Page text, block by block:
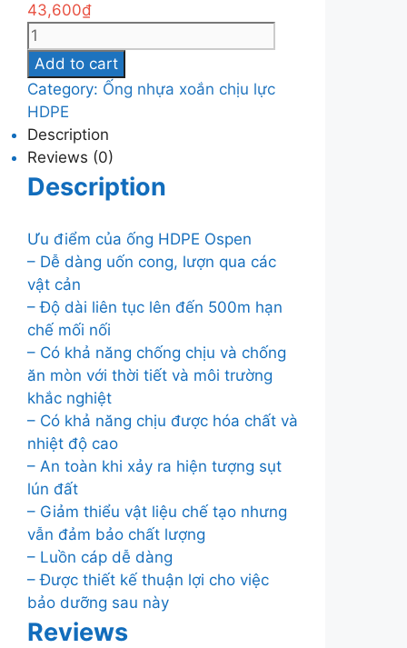
43,600₫
Ống
nhựa
xoắn
chịu
lực
HDPE
Ospen
100
Add to cart
Category: Ống nhựa xoắn chịu lực
HDPE
Description
Reviews (0)
Description
Ưu điểm của ống HDPE Ospen
– Dễ dàng uốn cong, lượn qua các
vật cản
– Độ dài liên tục lên đến 500m hạn
chế mối nối
– Có khả năng chống chịu và chống
ăn mòn với thời tiết và môi trường
khắc nghiệt
– Có khả năng chịu được hóa chất và
nhiệt độ cao
– An toàn khi xảy ra hiện tượng sụt
lún đất
– Giảm thiểu vật liệu chế tạo nhưng
vẫn đảm bảo chất lượng
– Luồn cáp dễ dàng
– Được thiết kế thuận lợi cho việc
bảo dưỡng sau này
Reviews